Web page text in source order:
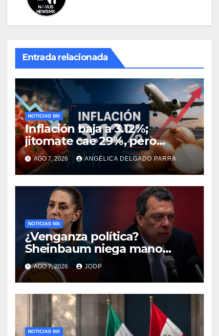
Entrada relacionada
NOTICIAS MX
Inflación baja a 3.12%;
jitomate cae 29%, pero
cebolla y vuelos se
encarecen
AGO 7, 2026 ANGÉLICA DELGADO PARRA
NOTICIAS MX
¿Venganza política?
Sheinbaum niega mano
negra en captura de Ángel
Aguirre
AGO 7, 2026 JODP
NOTICIAS MX